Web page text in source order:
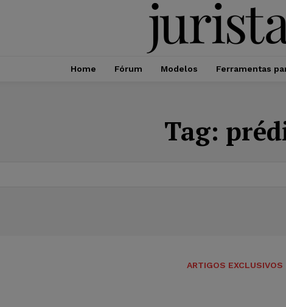
Home Fórum Modelos Ferramentas
Tag:
ARTIGOS EXCLUSIVOS